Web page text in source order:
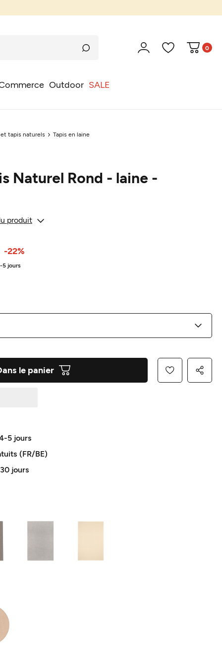
Outdoor SALE
0
et tapis naturels Tapis en laine
Naturel Rond - laine -
produit
-22%
5 jours
le panier
5 jours
(FR/BE)
jours